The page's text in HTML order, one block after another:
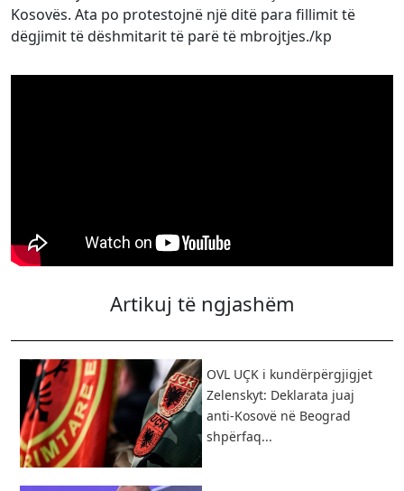
Kosovës. Ata po protestojnë një ditë para fillimit të
dëgjimit të dëshmitarit të parë të mbrojtjes./kp
Artikuj të ngjashëm
OVL UÇK i kundërpërgjigjet
Zelenskyt: Deklarata juaj
anti-Kosovë në Beograd
shpërfaq...